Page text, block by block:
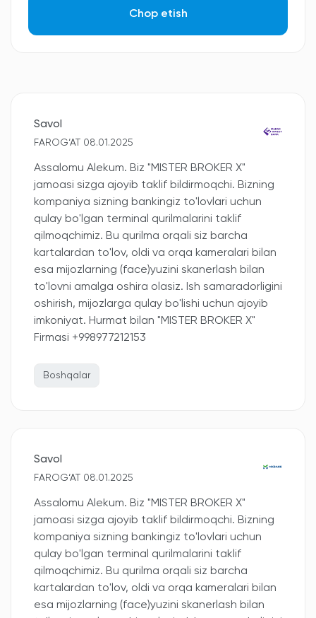
Chop etish
Savol
FAROG‘AT 08.01.2025
Assalomu Alekum. Biz "MISTER BROKER X"
jamoasi sizga ajoyib taklif bildirmoqchi. Bizning
kompaniya sizning bankingiz to'lovlari uchun
qulay bo'lgan terminal qurilmalarini taklif
qilmoqchimiz. Bu qurilma orqali siz barcha
kartalardan to'lov, oldi va orqa kameralari bilan
esa mijozlarning (face)yuzini skanerlash bilan
to'lovni amalga oshira olasiz. Ish samaradorligini
oshirish, mijozlarga qulay bo'lishi uchun ajoyib
imkoniyat. Hurmat bilan "MISTER BROKER X"
Firmasi +998977212153
Boshqalar
Savol
FAROG‘AT 08.01.2025
Assalomu Alekum. Biz "MISTER BROKER X"
jamoasi sizga ajoyib taklif bildirmoqchi. Bizning
kompaniya sizning bankingiz to'lovlari uchun
qulay bo'lgan terminal qurilmalarini taklif
qilmoqchimiz. Bu qurilma orqali siz barcha
kartalardan to'lov, oldi va orqa kameralari bilan
esa mijozlarning (face)yuzini skanerlash bilan